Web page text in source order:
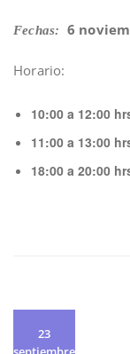
Fechas: 6
Horario:
10:00 a 12:00
11:00 a 13:00
18:00 a 20:00
23